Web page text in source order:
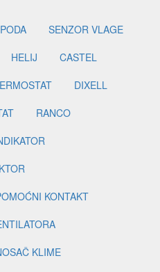
SENZOR VLAGE
HELIJ
CASTEL
DIXELL
RANCO
KONTAKT
KLIME